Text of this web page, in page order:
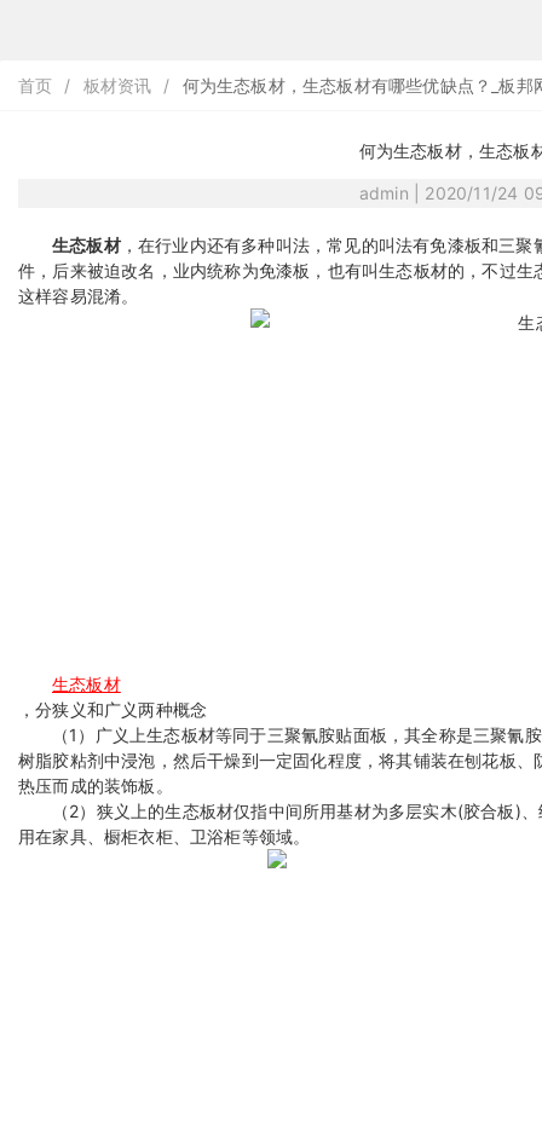
首页 / 板材资讯 / 何为生态板材，生态板材有哪些优缺点？_板邦
何为生态板材，生态板
admin | 2020/11/24
生态板材，在行业内还有多种叫法，常见的叫法有免漆板和三
件，后来被迫改名，业内统称为免漆板，也有叫生态板材的，不过
这样容易混淆。
生态板材
，分狭义和广义两种概念
（1）广义上生态板材等同于三聚氰胺贴面板，其全称是三聚
树脂胶粘剂中浸泡，然后干燥到一定固化程度，将其铺装在刨花板
热压而成的装饰板。
（2）狭义上的生态板材仅指中间所用基材为多层实木(胶合板)
用在家具、橱柜衣柜、卫浴柜等领域。